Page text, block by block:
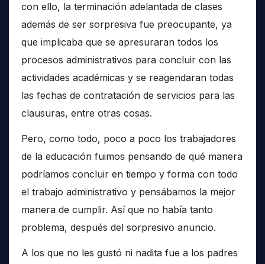
con ello, la terminación adelantada de clases
además de ser sorpresiva fue preocupante, ya
que implicaba que se apresuraran todos los
procesos administrativos para concluir con las
actividades académicas y se reagendaran todas
las fechas de contratación de servicios para las
clausuras, entre otras cosas.
Pero, como todo, poco a poco los trabajadores
de la educación fuimos pensando de qué manera
podríamos concluir en tiempo y forma con todo
el trabajo administrativo y pensábamos la mejor
manera de cumplir. Así que no había tanto
problema, después del sorpresivo anuncio.
A los que no les gustó ni nadita fue a los padres